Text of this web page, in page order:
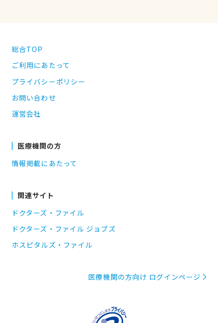
総合TOP
ご利用にあたって
プライバシーポリシー
お問い合わせ
運営会社
医療機関の方
情報掲載にあたって
関連サイト
ドクターズ・ファイル
ドクターズ・ファイル ジョブズ
ホスピタルズ・ファイル
医療機関の方向け ログインページ